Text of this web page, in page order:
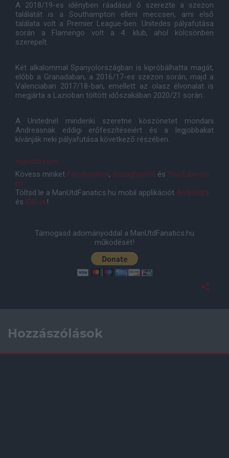
A 2018/19-es idényben ráadásul ő szerezte a szezon
találatát is a Southampton elleni meccsen, ami első
találata volt a Premier League-ben. Unitedes pályafutása
során a Flamengo volt a 4. klub, ahol kölcsönben
szerepelt.
Két alkalommal Spanyolországban is kipróbálhatta magát,
előbb a Granadaban, a 2016/17-es szezon során, majd a
Valenciaban 2017/18-ban, emellett az olasz élvonalat is
megjárta a Lazioban töltött időszakában 2020/21 során.
A Unitednél mindenki szeretne köszönetet mondani
Andreasnak eddigi erőfeszítéseiért és a legjobbakat
kívánják neki pályafutása következő részében.
manutd.com
Kövess minket Facebookon, Instagramon és YouTube-on
is!
Töltsd le a ManUtdFanatics.hu mobil applikációt Androidra
és iOS-re!
Támogasd adományoddal a ManUtdFanatics.hu
működését!
Hozzászólások